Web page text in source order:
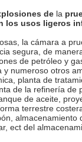
de la
los usos ligeros
la cámara a
segura, de
de petróleo y
numeroso otros
planta de
de la refinería de
de aceite,
terrestre
almacenamiento
ect del